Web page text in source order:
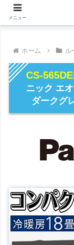
ホーム ル
CS-
ニック エ
ダークグ
メニュー